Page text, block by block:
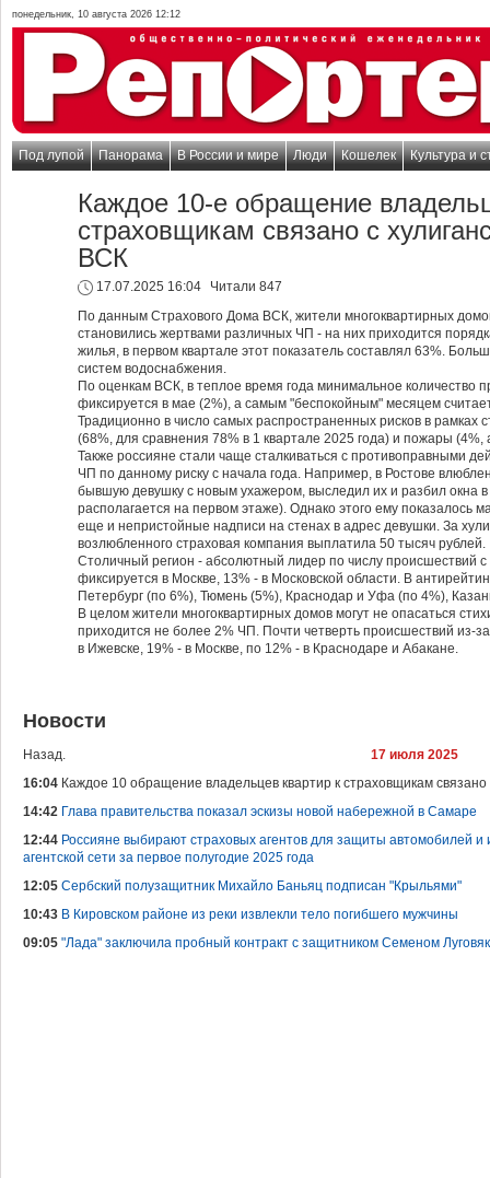
понедельник, 10 августа 2026 12:12
Под лупой Панорама В России и мире Люди Кошелек Культура и
Каждое 10-е обращение
страховщикам связано с
ВСК
17.07.2025 16:04
Читали 847
По данным Страхового Дома ВСК, жители многоквартирных
становились жертвами различных ЧП - на них приходится
жилья, в первом квартале этот показатель составлял 63%.
систем водоснабжения.
По оценкам ВСК, в теплое время года минимальное количество
фиксируется в мае (2%), а самым "беспокойным" месяцем
Традиционно в число самых распространенных рисков в рамках
(68%, для сравнения 78% в 1 квартале 2025 года) и пожары (4%,
Также россияне стали чаще сталкиваться с противоправными
ЧП по данному риску с начала года. Например, в Ростове
бывшую девушку с новым ухажером, выследил их и разбил окна в
располагается на первом этаже). Однако этого ему показалось
еще и непристойные надписи на стенах в адрес девушки. За
возлюбленного страховая компания выплатила 50 тысяч рублей.
Столичный регион - абсолютный лидер по числу происшествий с
фиксируется в Москве, 13% - в Московской области. В
Петербург (по 6%), Тюмень (5%), Краснодар и Уфа (по 4%),
В целом жители многоквартирных домов могут не опасаться
приходится не более 2% ЧП. Почти четверть происшествий из-
в Ижевске, 19% - в Москве, по 12% - в Краснодаре и Абакане.
Новости
Назад.
17 июля 2025
16:04 Каждое 10 обращение владельцев квартир к страховщикам
14:42 Глава правительства показал эскизы новой набережной в Самаре
12:44 Россияне выбирают страховых агентов для защиты автомобилей
агентской сети за первое полугодие 2025 года
12:05 Сербский полузащитник Михайло Баньяц подписан "Крыльями"
10:43 В Кировском районе из реки извлекли тело погибшего мужчины
09:05 "Лада" заключила пробный контракт с защитником Семеном